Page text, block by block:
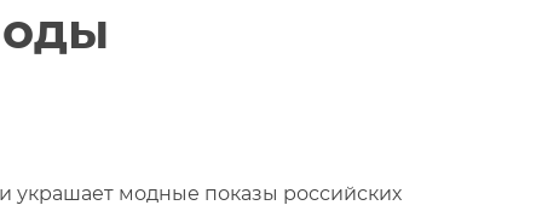
украшает модные показы российских